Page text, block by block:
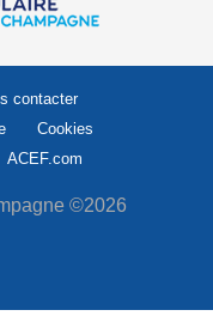
contacter
Cookies
ACEF.com
©2026